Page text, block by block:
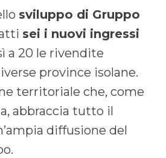
sviluppo di Gruppo
sei i nuovi ingressi
a 20 le rivendite
province isolane.
territoriale che, come
abbraccia tutto il
diffusione del